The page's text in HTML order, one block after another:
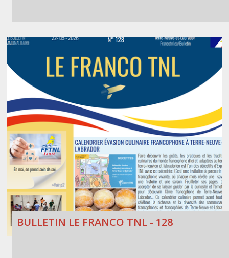
BULLETIN LE FRANCO TNL - 128